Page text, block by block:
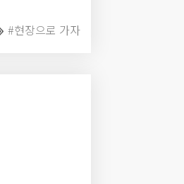
#현장으로 가자